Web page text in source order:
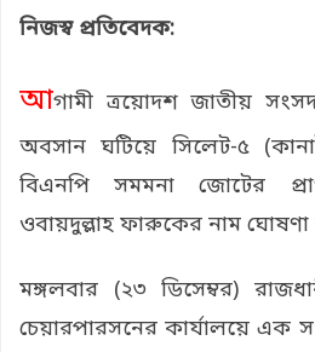
নিজস্ব প্রতিবেদক:
আগামী ত্রয়োদশ জাতীয়
অবসান ঘটিয়ে সিলেট-৫
বিএনপি সমমনা জোটের
ওবায়দুল্লাহ ফারুকের নাম ঘোষণা
মঙ্গলবার (২৩ ডিসেম্বর)
চেয়ারপারসনের কার্যালয়ে এক